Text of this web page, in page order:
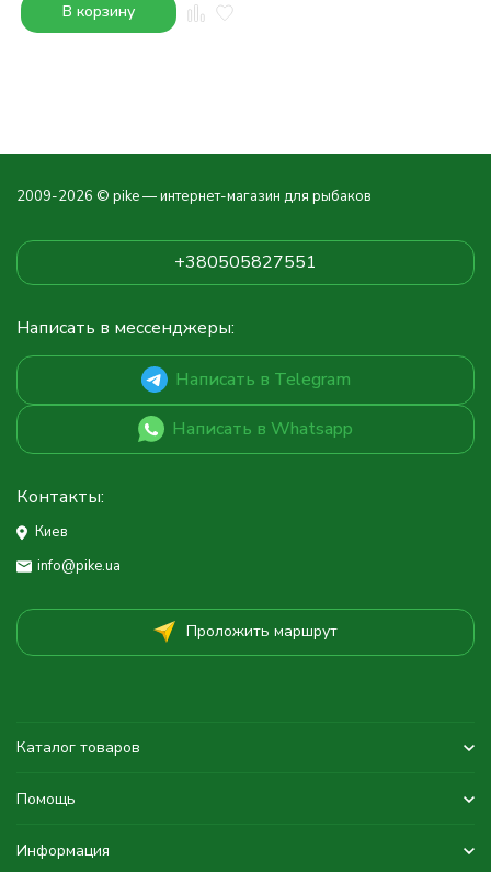
В корзину
2009-2026 © pike — интернет-магазин для рыбаков
+380505827551
Написать в мессенджеры:
Написать в Telegram
Написать в Whatsapp
Контакты:
Киев
info@pike.ua
Проложить маршрут
Каталог товаров
Помощь
Информация